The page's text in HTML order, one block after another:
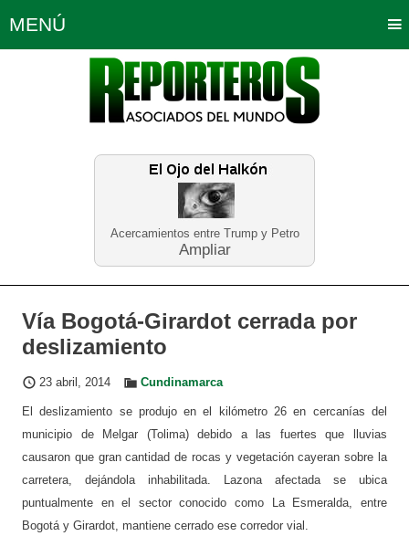
Acercamientos entre Trump y Petro
Ampliar
MENÚ
Política Opinión Bogotá
Planeta Tierra Deportes
Educación Neira
Vía Bogotá-Girardot cerrada por
deslizamiento
23 abril, 2014 Cundinamarca
El deslizamiento se produjo en el kilómetro 26 en cercanías del
municipio de Melgar (Tolima) debido a las fuertes que lluvias
causaron que gran cantidad de rocas y vegetación cayeran sobre la
carretera, dejándola inhabilitada.
Lazona afectada se ubica
puntualmente en el sector conocido como La Esmeralda, entre
Bogotá y Girardot, mantiene cerrado ese corredor vial.